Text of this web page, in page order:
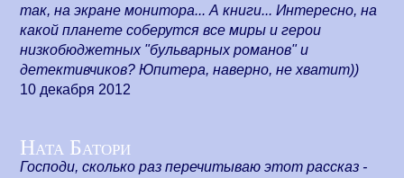
так, на экране монитора... А книги... Интересно, на
какой планете соберутся все миры и герои
низкобюджетных "бульварных романов" и
детективчиков? Юпитера, наверно, не хватит))
10 декабря 2012
Ната Батори
Господи, сколько раз перечитываю этот рассказ -